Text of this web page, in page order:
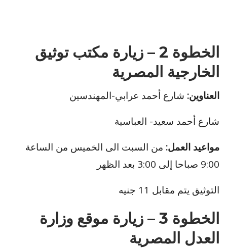
الخطوة 2 – زيارة مكتب توثيق
الخارجية المصرية
العناوين: شارع أحمد عرابي-المهندسين
شارع أحمد سعيد- العباسية
مواعيد العمل: من السبت الى الخميس من الساعة
9:00 صباحا إلى 3:00 بعد الظهر
التوثيق يتم مقابل 11 جنيه
الخطوة 3 – زيارة موقع وزارة
العدل المصرية